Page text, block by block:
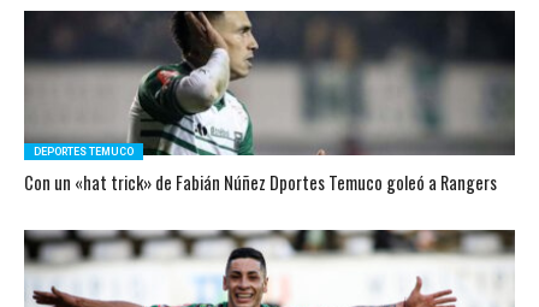
DEPORTES TEMUCO
Con un «hat trick» de Fabián Núñez Dportes Temuco goleó a Rangers